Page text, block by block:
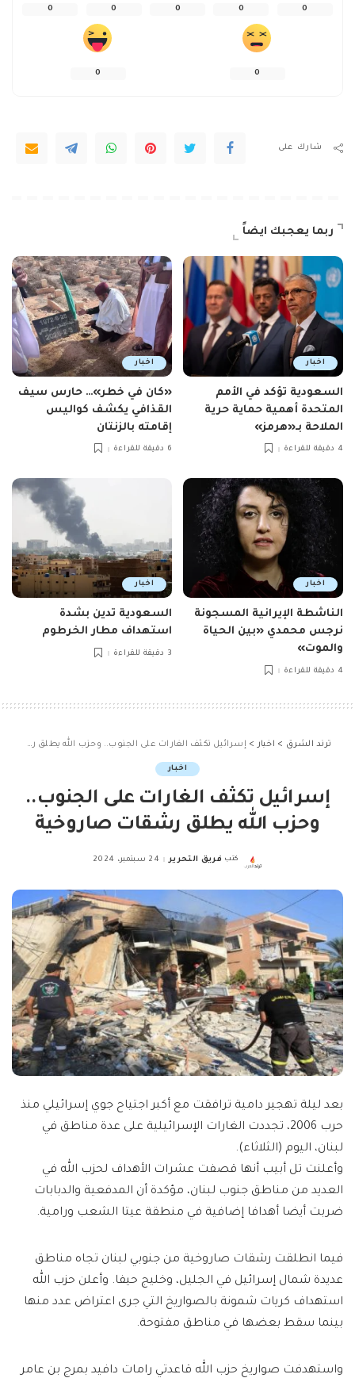
0
0
0
0
0
0
0
شارك على
ربما يعجبك ايضاً
اخبار
السعودية تؤكد في الأمم
المتحدة أهمية حماية حرية
الملاحة بـ«هرمز»
4 دقيقة للقراءة
اخبار
«كان في خطر»… حارس سيف
القذافي يكشف كواليس
إقامته بالزنتان
6 دقيقة للقراءة
اخبار
الناشطة الإيرانية المسجونة
نرجس محمدي «بين الحياة
والموت»
4 دقيقة للقراءة
اخبار
السعودية تدين بشدة
استهداف مطار الخرطوم
3 دقيقة للقراءة
ترند الشرق > اخبار > إسرائيل تكثف الغارات على الجنوب.. وحزب الله يطلق رشقات صاروخية
اخبار
إسرائيل تكثف الغارات على الجنوب..
وحزب الله يطلق رشقات صاروخية
Posted
كتب فريق التحرير 24 سبتمبر، 2024
بعد ليلة تهجير دامية ترافقت مع أكبر اجتياح جوي إسرائيلي منذ
حرب 2006، تجددت الغارات الإسرائيلية على عدة مناطق في
لبنان، اليوم (الثلاثاء).
وأعلنت تل أبيب أنها قصفت عشرات الأهداف لحزب الله في
العديد من مناطق جنوب لبنان، مؤكدة أن المدفعية والدبابات
ضربت أيضا أهدافا إضافية في منطقة عيتا الشعب ورامية.
فيما انطلقت رشقات صاروخية من جنوبي لبنان تجاه مناطق
عديدة شمال إسرائيل في الجليل، وخليج حيفا. وأعلن حزب الله
استهداف كريات شمونة بالصواريخ التي جرى اعتراض عدد منها
بينما سقط بعضها في مناطق مفتوحة.
واستهدفت صواريخ حزب الله قاعدتي رامات دافيد بمرج بن عامر